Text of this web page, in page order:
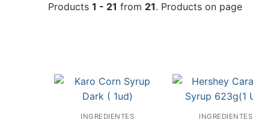
Products 1 - 21 from 21. Products on page
INGREDIENTES INGREDIENTES